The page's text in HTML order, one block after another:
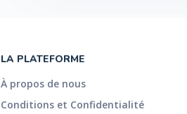
LA PLATEFORME
À propos de nous
Conditions et Confidentialité